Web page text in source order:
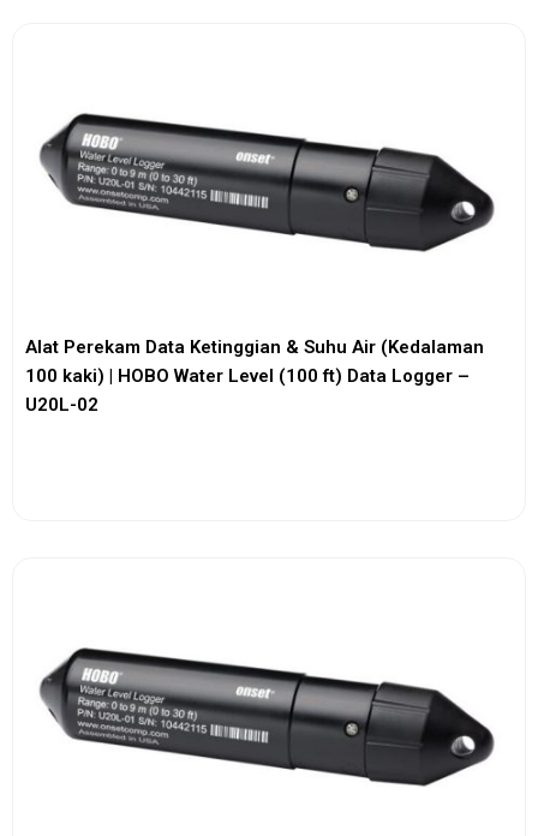
Alat Perekam Data Ketinggian & Suhu Air (Kedalaman
100 kaki) | HOBO Water Level (100 ft) Data Logger –
U20L-02